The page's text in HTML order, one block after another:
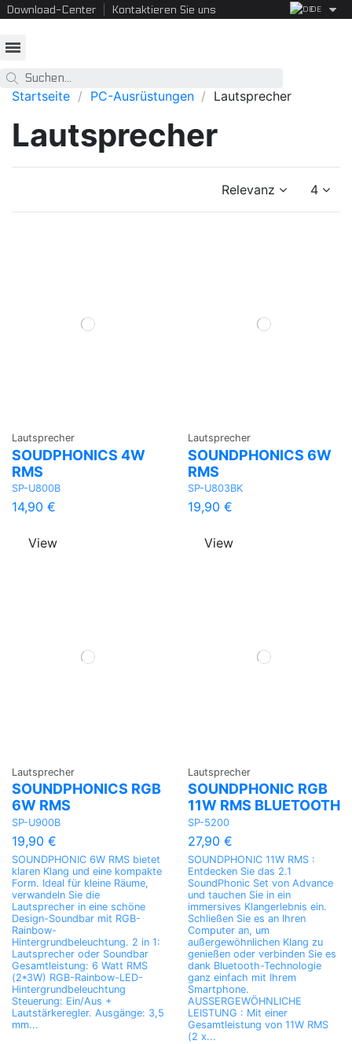
Download-Center Kontaktieren Sie uns DE
Startseite PC-Ausrüstungen Lautsprecher
Lautsprecher
Relevanz 4
Lautsprecher
SOUDPHONICS 4W
RMS
SP-U800B
14,90 €
View
Lautsprecher
SOUNDPHONICS 6W
RMS
SP-U803BK
19,90 €
View
Lautsprecher
SOUNDPHONICS RGB
6W RMS
SP-U900B
19,90 €
SOUNDPHONIC 6W RMS bietet
klaren Klang und eine kompakte
Form. Ideal für kleine Räume,
verwandeln Sie die
Lautsprecher in eine schöne
Design-Soundbar mit RGB-
Rainbow-
Hintergrundbeleuchtung. 2 in 1:
Lautsprecher oder Soundbar
Gesamtleistung: 6 Watt RMS
(2*3W) RGB-Rainbow-LED-
Hintergrundbeleuchtung
Steuerung: Ein/Aus +
Lautstärkeregler. Ausgänge: 3,5
mm...
Lautsprecher
SOUNDPHONIC RGB
11W RMS BLUETOOTH
SP-5200
27,90 €
SOUNDPHONIC 11W RMS :
Entdecken Sie das 2.1
SoundPhonic Set von Advance
und tauchen Sie in ein
immersives Klangerlebnis ein.
Schließen Sie es an Ihren
Computer an, um
außergewöhnlichen Klang zu
genießen oder verbinden Sie es
dank Bluetooth-Technologie
ganz einfach mit Ihrem
Smartphone.
AUSSERGEWÖHNLICHE
LEISTUNG : Mit einer
Gesamtleistung von 11W RMS
(2 x...